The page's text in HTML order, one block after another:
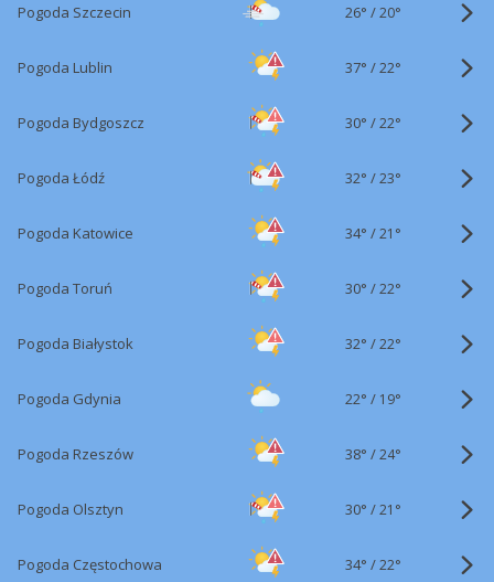
Pogoda Szczecin 26° /20°
Pogoda Lublin 37° /22°
Pogoda Bydgoszcz 30° /22°
Pogoda Łódź 32° /23°
Pogoda Katowice 34° /21°
Pogoda Toruń 30° /22°
Pogoda Białystok 32° /22°
Pogoda Gdynia 22° / 19°
Pogoda Rzeszów 38° /24°
Pogoda Olsztyn 30° /21°
Pogoda Częstochowa 34° /22°